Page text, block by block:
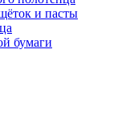
и пасты
бумаги